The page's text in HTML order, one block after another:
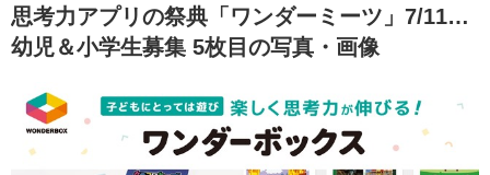
思考力アプリの祭典「ワンダーミーツ」7/11…
幼児＆小学生募集 5枚目の写真・画像